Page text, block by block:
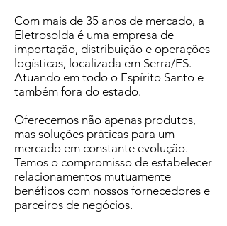
Com mais de 35 anos de mercado, a
Eletrosolda é uma empresa de
importação, distribuição e operações
logísticas, localizada em Serra/ES.
Atuando em todo o Espírito Santo e
também fora do estado.
Oferecemos não apenas produtos,
mas soluções práticas para um
mercado em constante evolução.
Temos o compromisso de estabelecer
relacionamentos mutuamente
benéficos com nossos fornecedores e
parceiros de negócios.